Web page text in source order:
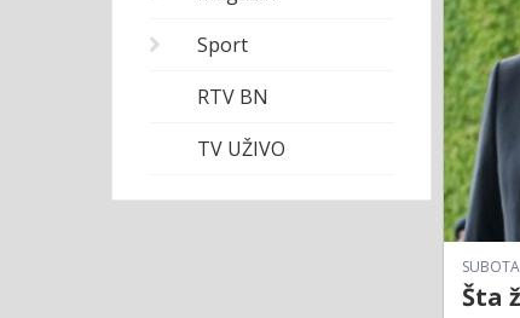
Sport
RTV BN
TV UŽIVO
Šta